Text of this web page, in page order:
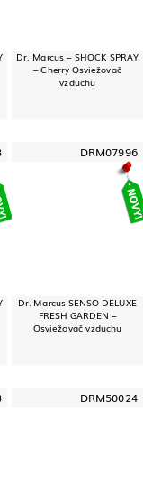
Dr. Marcus – SHOCK SPRAY
– Cherry Osviežovač
vzduchu
DRM07996
Dr. Marcus SENSO DELUXE
FRESH GARDEN –
Osviežovač vzduchu
DRM50024